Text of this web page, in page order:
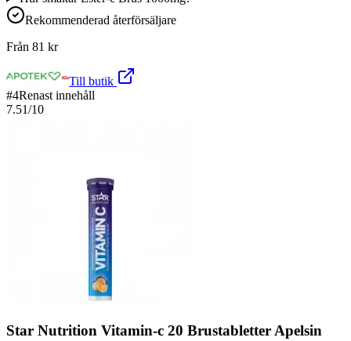
Rekommenderad återförsäljare
Från 81 kr
Till butik
#4Renast innehåll
7.51/10
Star Nutrition Vitamin-c 20 Brustabletter Apelsin